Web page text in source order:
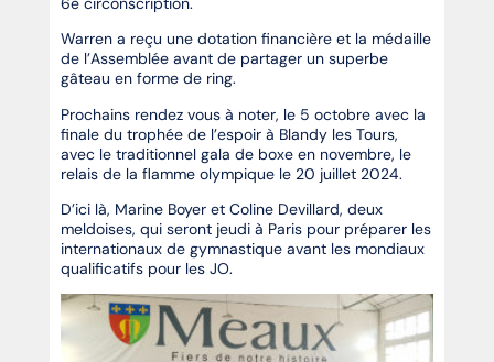
Warren a reçu une dotation financière et la médaille
de l’Assemblée avant de partager un superbe
gâteau en forme de ring.
Prochains rendez vous à noter, le 5 octobre avec la
finale du trophée de l’espoir à Blandy les Tours,
avec le traditionnel gala de boxe en novembre, le
relais de la flamme olympique le 20 juillet 2024.
D’ici là, Marine Boyer et Coline Devillard, deux
meldoises, qui seront jeudi à Paris pour préparer les
internationaux de gymnastique avant les mondiaux
qualificatifs pour les JO.